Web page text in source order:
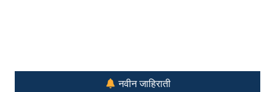
नवीन जाहिराती